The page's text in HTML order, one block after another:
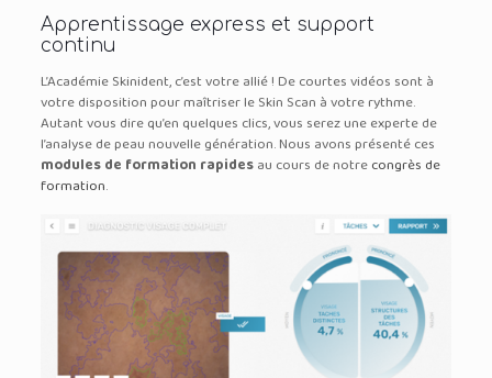
Apprentissage express et support
continu
L’Académie Skinident, c’est votre allié ! De courtes vidéos sont à
votre disposition pour maîtriser le Skin Scan à votre rythme.
Autant vous dire qu’en quelques clics, vous serez une experte de
l’analyse de peau nouvelle génération. Nous avons présenté ces
modules de formation rapidesau cours de notrecongrès de
formation.